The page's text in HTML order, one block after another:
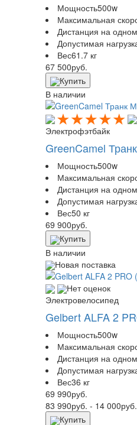
Мощность500w
Максимальная
Дистанция на
Допустимая
Вес61.7 кг
67 500руб.
Купить
В наличии
Электрофэтбайк
GreenCamel
Мощность500w
Максимальная
Дистанция на
Допустимая
Вес50 кг
69 900руб.
Купить
В наличии
Новая поставка
Нет оценок
Электровелосипед
Gelbert ALFA 2
Мощность500w
Максимальная
Дистанция на
Допустимая
Вес36 кг
69 990руб.
83 990руб. - 14 000руб.
Купить